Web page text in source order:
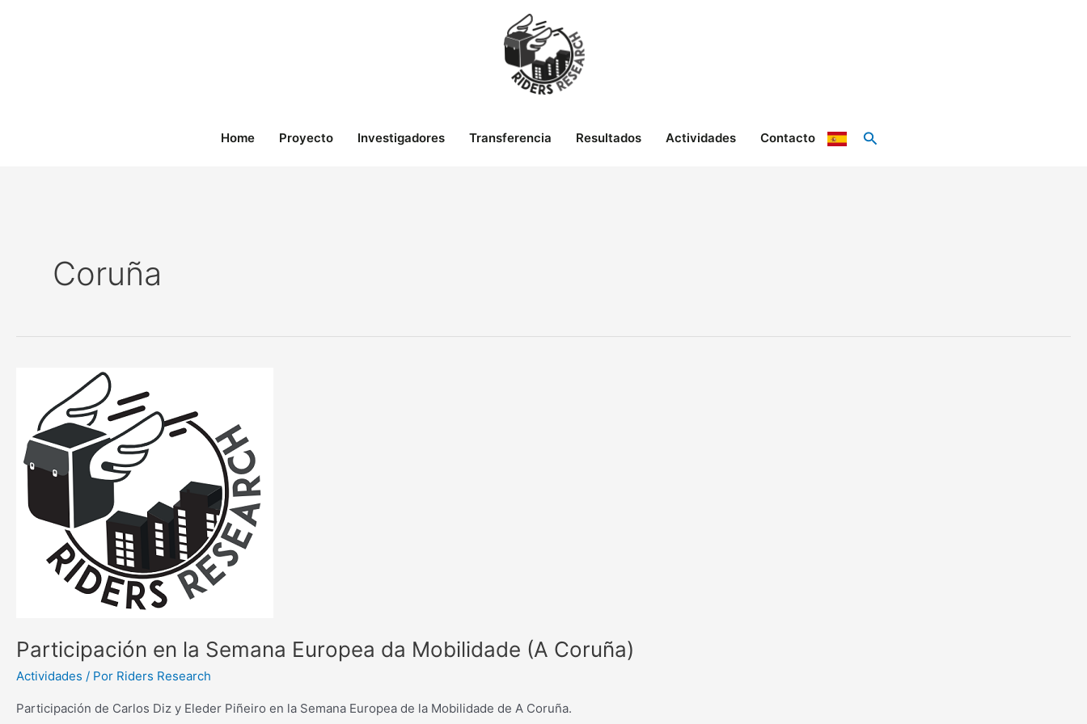
Home Proyecto Investigadores Transferencia Resultados Actividades Contacto Buscar
Coruña
Participación en la Semana Europea da Mobilidade (A Coruña)
Actividades / Por Riders Research
Participación de Carlos Diz y Eleder Piñeiro en la Semana Europea de la Mobilidade de A Coruña.
Participación
Semana
Europea
da
Mobilidade
Coruña)